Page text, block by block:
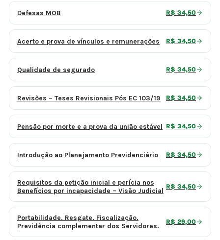
Defesas MOB R$ 34,50
Acerto e prova de vínculos e remunerações R$ 34,50
Qualidade de segurado R$ 34,50
Revisões – Teses Revisionais Pós EC 103/19 R$ 34,50
Pensão por morte e a prova da união estável R$ 34,50
Introdução ao Planejamento Previdenciário R$ 34,50
Requisitos da petição inicial e perícia nos
Benefícios por incapacidade – Visão Judicial
R$ 34,50
Portabilidade. Resgate. Fiscalização.
Previdência complementar dos Servidores.
R$ 29,00